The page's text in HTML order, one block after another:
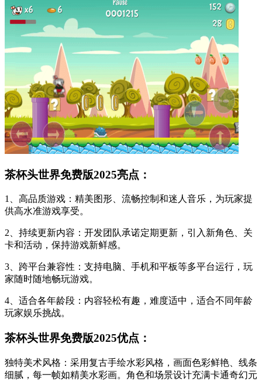
茶杯头世界免费版2025亮点：
1、高品质游戏：精美图形、流畅控制和迷人音乐，为玩家提
供高水准游戏享受。
2、持续更新内容：开发团队承诺定期更新，引入新角色、关
卡和活动，保持游戏新鲜感。
3、跨平台兼容性：支持电脑、手机和平板等多平台运行，玩
家随时随地畅玩游戏。
4、适合各年龄段：内容轻松有趣，难度适中，适合不同年龄
玩家娱乐挑战。
茶杯头世界免费版2025优点：
独特美术风格：采用复古手绘水彩风格，画面色彩鲜艳、线条
细腻，每一帧如精美水彩画。角色和场景设计充满卡通奇幻元